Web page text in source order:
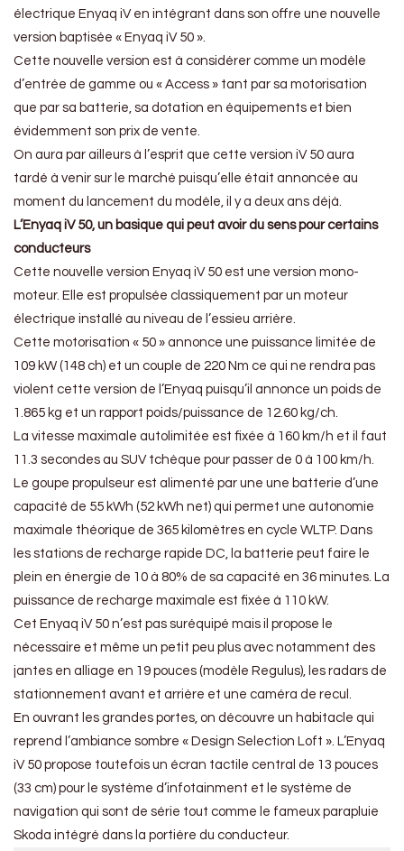
électrique Enyaq iV en intégrant dans son offre une nouvelle
version baptisée « Enyaq iV 50 ».
Cette nouvelle version est à considérer comme un modèle
d’entrée de gamme ou « Access » tant par sa motorisation
que par sa batterie, sa dotation en équipements et bien
évidemment son prix de vente.
On aura par ailleurs à l’esprit que cette version iV 50 aura
tardé à venir sur le marché puisqu’elle était annoncée au
moment du lancement du modèle, il y a deux ans déjà.
L’Enyaq iV 50, un basique qui peut avoir du sens pour certains
conducteurs
Cette nouvelle version Enyaq iV 50 est une version mono-
moteur. Elle est propulsée classiquement par un moteur
électrique installé au niveau de l’essieu arrière.
Cette motorisation « 50 » annonce une puissance limitée de
109 kW (148 ch) et un couple de 220 Nm ce qui ne rendra pas
violent cette version de l’Enyaq puisqu’il annonce un poids de
1.865 kg et un rapport poids/puissance de 12.60 kg/ch.
La vitesse maximale autolimitée est fixée à 160 km/h et il faut
11.3 secondes au SUV tchèque pour passer de 0 à 100 km/h.
Le goupe propulseur est alimenté par une une batterie d’une
capacité de 55 kWh (52 kWh net) qui permet une autonomie
maximale théorique de 365 kilomètres en cycle WLTP. Dans
les stations de recharge rapide DC, la batterie peut faire le
plein en énergie de 10 à 80% de sa capacité en 36 minutes. La
puissance de recharge maximale est fixée à 110 kW.
Cet Enyaq iV 50 n’est pas suréquipé mais il propose le
nécessaire et même un petit peu plus avec notamment des
jantes en alliage en 19 pouces (modèle Regulus), les radars de
stationnement avant et arrière et une caméra de recul.
En ouvrant les grandes portes, on découvre un habitacle qui
reprend l’ambiance sombre « Design Selection Loft ». L’Enyaq
iV 50 propose toutefois un écran tactile central de 13 pouces
(33 cm) pour le système d’infotainment et le système de
navigation qui sont de série tout comme le fameux parapluie
Skoda intégré dans la portière du conducteur.